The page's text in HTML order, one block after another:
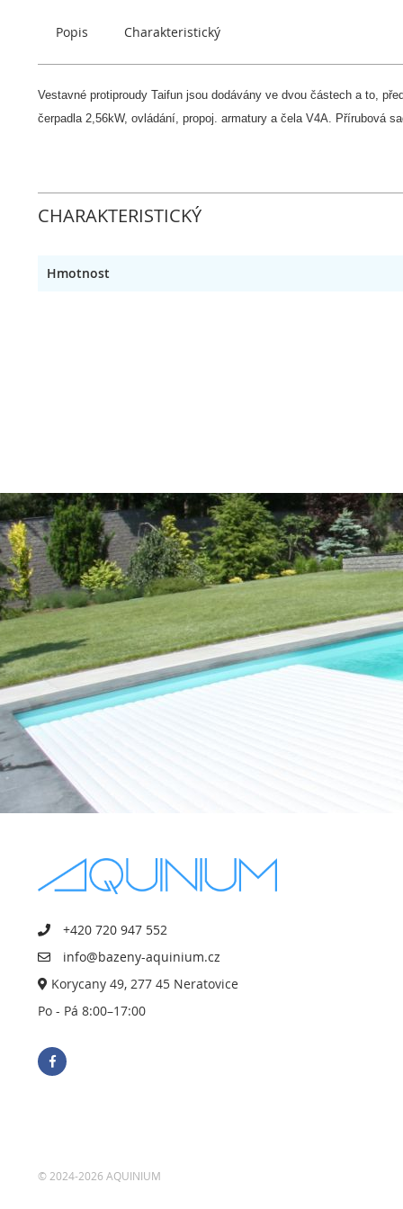
Popis Charakteristický
Vestavné protiproudy Taifun jsou dodávány ve dvou částech a to,
čerpadla 2,56kW, ovládání, propoj. armatury a čela V4A. Přírubová
CHARAKTERISTICKÝ
Hmotnost
+420 720 947 552
info@bazeny-aquinium.cz
Korycany 49, 277 45 Neratovice
Po - Pá 8:00–17:00
© 2024-2026 AQUINIUM